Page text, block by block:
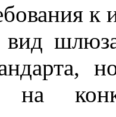
к
шлюза
на